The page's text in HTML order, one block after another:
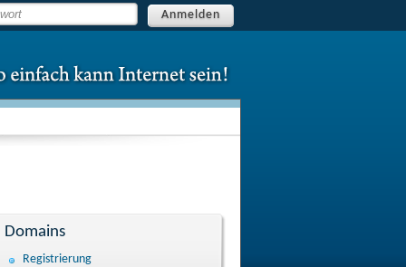
Anmelden
Domains
Registrierung